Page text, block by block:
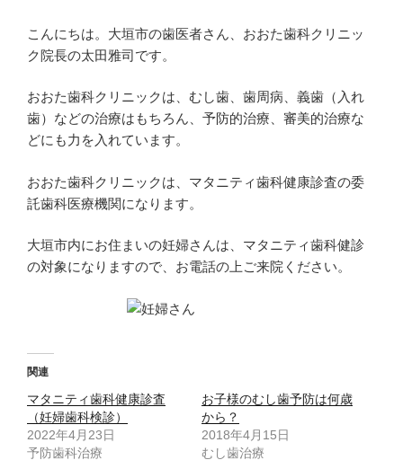
こんにちは。大垣市の歯医者さん、おおた歯科クリニッ
ク院長の太田雅司です。
おおた歯科クリニックは、むし歯、歯周病、義歯（入れ
歯）などの治療はもちろん、予防的治療、審美的治療な
どにも力を入れています。
おおた歯科クリニックは、マタニティ歯科健康診査の委
託歯科医療機関になります。
大垣市内にお住まいの妊婦さんは、マタニティ歯科健診
の対象になりますので、お電話の上ご来院ください。
関連
マタニティ歯科健康診査
（妊婦歯科検診）
2022年4月23日
予防歯科治療
お子様のむし歯予防は何歳
から？
2018年4月15日
むし歯治療